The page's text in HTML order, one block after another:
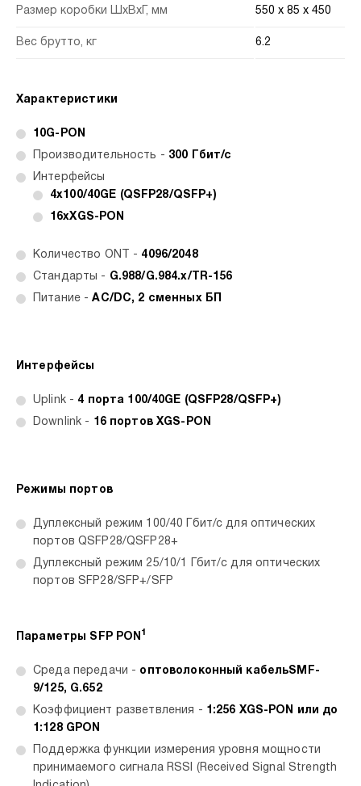
Размер коробки ШхВхГ, мм 550 x 85 x 450
Вес брутто, кг 6.2
Характеристики
10G-PON
Производительность - 300 Гбит/с
Интерфейсы
4x100/40GE (QSFP28/QSFP+)
16хXGS-PON
Количество ONT - 4096/2048
Стандарты - G.988/G.984.x/TR-156
Питание -AC/DC, 2 сменных БП
Интерфейсы
Uplink - 4 порта 100/40GE (QSFP28/QSFP+)
Downlink - 16 портов XGS-PON
Режимы портов
Дуплексный режим 100/40 Гбит/с для оптических
портов QSFP28/QSFP28+
Дуплексный режим 25/10/1 Гбит/c для оптических
портов SFP28/SFP+/SFP
Параметры SFP PON 1
Среда передачи - оптоволоконный кабельSMF-
9/125, G.652
Коэффициент разветвления - 1:256 XGS-PON или до
1:128 GPON
Поддержка функции измерения уровня мощности
принимаемого сигнала RSSI (Received Signal Strength